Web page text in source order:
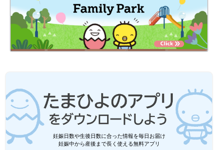
にいどゆうさん(@ineedyou31219)がシェアした投稿
＊画像の▶︎を押すと続きが見られます。
健診や公園の外遊びなどは、他の子と触れ合える良い機会になり
ます。そんな時にわが子の成長に遅れを感じるとつい不安になっ
妊娠日数や生後日数に合った情報を毎日お届け
妊娠中から産後まで長く使える無料アプリ